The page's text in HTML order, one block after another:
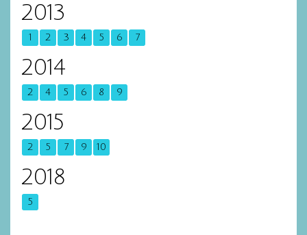
2013
1 2 3 4 5 6 7
2014
2 4 5 6 8 9
2015
2 5 7 9 10
2018
5